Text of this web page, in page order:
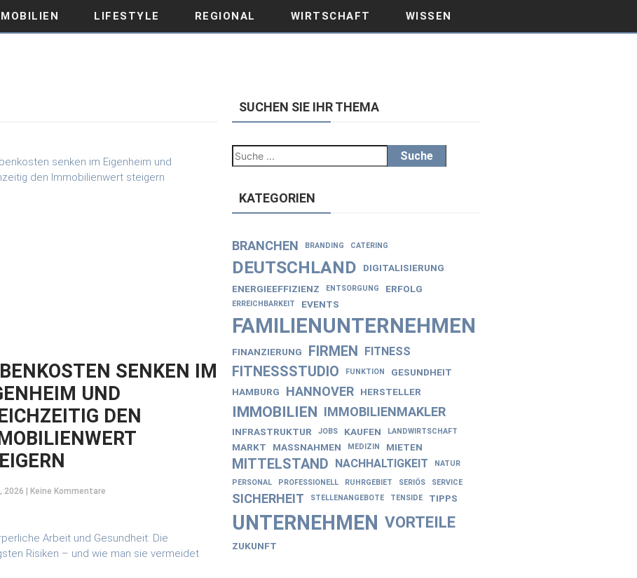
LIFESTYLE REGIONAL WIRTSCHAFT WISSEN
SENKEN IM
UND
DEN
2026 Keine Kommentare
SUCHEN SIE IHR THEMA
Suche
KATEGORIEN
BRANCHEN BRANDING CATERING
DEUTSCHLAND
DIGITALISIERUNG
ENERGIEEFFIZIENZ
ENTSORGUNG ERFOLG
ERREICHBARKEIT EVENTS
FAMILIENUNTERNEHMEN
FINANZIERUNG FIRMEN FITNESS
FITNESSSTUDIO FUNKTION
GESUNDHEIT
HAMBURG
HANNOVER HERSTELLER
IMMOBILIEN IMMOBILIENMAKLER
INFRASTRUKTUR JOBS KAUFEN LANDWIRTSCHAFT
MARKT MASSNAHMEN MEDIZIN MIETEN
MITTELSTAND NACHHALTIGKEIT NATUR
PERSONAL PROFESSIONELL RUHRGEBIET SERIÖS SERVICE
SICHERHEIT STELLENANGEBOTE TENSIDE TIPPS
UNTERNEHMEN VORTEILE
ZUKUNFT